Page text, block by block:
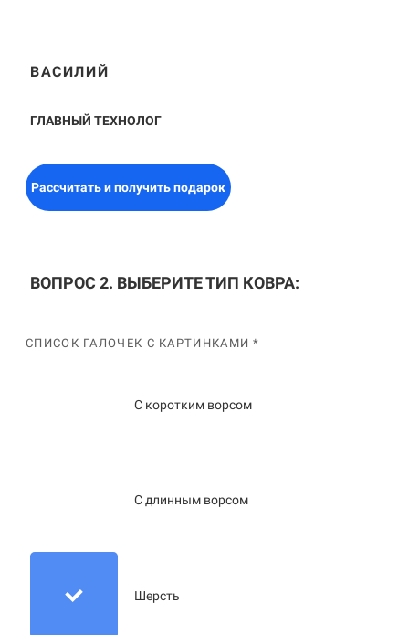
ВАСИЛИЙ
ГЛАВНЫЙ ТЕХНОЛОГ
Рассчитать и получить подарок
ВОПРОС 2. ВЫБЕРИТЕ ТИП КОВРА:
СПИСОК ГАЛОЧЕК С КАРТИНКАМИ *
С коротким ворсом
С длинным ворсом
Шерсть